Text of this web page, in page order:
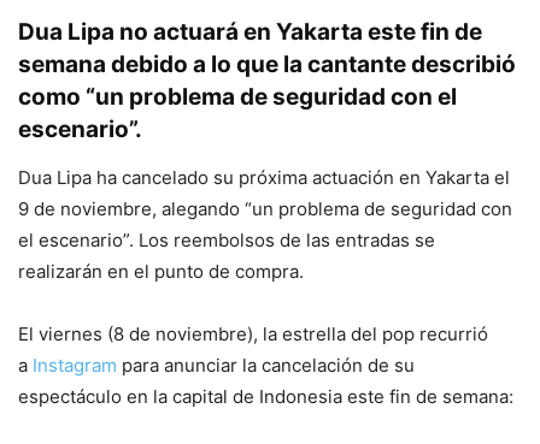
Dua Lipa no actuará en Yakarta este fin de
semana debido a lo que la cantante describió
como “un problema de seguridad con el
escenario”.
Dua Lipa ha cancelado su próxima actuación en Yakarta el
9 de noviembre, alegando “un problema de seguridad con
el escenario”. Los reembolsos de las entradas se
realizarán en el punto de compra.
El viernes (8 de noviembre), la estrella del pop recurrió
a Instagram para anunciar la cancelación de su
espectáculo en la capital de Indonesia este fin de semana: